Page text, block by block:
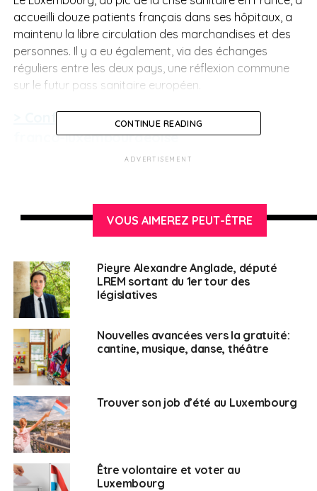
accueilli douze patients français dans ses hôpitaux, a
maintenu la libre circulation des marchandises et des
personnes. Il y a eu également, via des échanges
réguliers entre les deux pays, une réflexion commune
sur le futur pass sanitaire européen.
> Conférence intergouvernementale
franco-luxembourgeoise
juillet qui aura pour objectif de réfléchir sur un
développement commun dans différents domaines tels
que les transports, la santé, la sécurité, la formation ou
SUJETS ASSOCIÉS:
LUXEMBOURG
Français au Luxembourg
CONTINUE READING
ADVERTISEMENT
VOUS AIMEREZ PEUT-ÊTRE
Pieyre Alexandre Anglade, député
LREM sortant du 1er tour des
législatives
Nouvelles avancées vers la gratuité:
cantine, musique, danse, théâtre
Trouver son job d’été au Luxembourg
Être volontaire et voter au
Luxembourg